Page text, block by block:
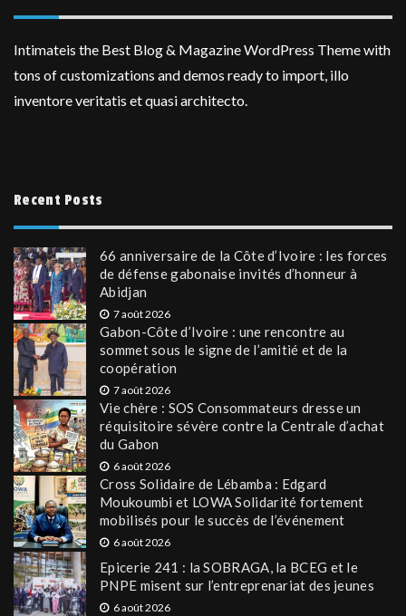
Intimateis the Best Blog & Magazine WordPress Theme with
tons of customizations and demos ready to import, illo
inventore veritatis et quasi architecto.
Recent Posts
66 anniversaire de la Côte d’Ivoire : les forces
de défense gabonaise invités d’honneur à
Abidjan
7 août 2026
Gabon-Côte d’Ivoire : une rencontre au
sommet sous le signe de l’amitié et de la
coopération
7 août 2026
Vie chère : SOS Consommateurs dresse un
réquisitoire sévère contre la Centrale d’achat
du Gabon
6 août 2026
Cross Solidaire de Lébamba : Edgard
Moukoumbi et LOWA Solidarité fortement
mobilisés pour le succès de l’événement
6 août 2026
Epicerie 241 : la SOBRAGA, la BCEG et le
PNPE misent sur l’entreprenariat des jeunes
6 août 2026